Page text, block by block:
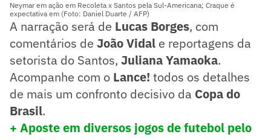
Neymar em ação em Recoleta x Santos pela Sul-Americana; Craque é
expectativa em (Foto: Daniel Duarte / AFP)
A narração será de Lucas Borges, com
comentários de João Vidal e reportagens da
setorista do Santos, Juliana Yamaoka.
Acompanhe com o Lance! todos os detalhes
de mais um confronto decisivo da Copa do
Brasil.
+ Aposte em diversos jogos de futebol pelo